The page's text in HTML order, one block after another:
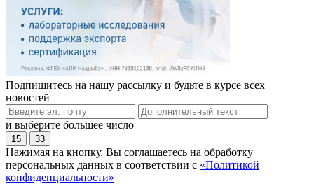
Подпишитесь на нашу рассылку и будьте в курсе всех
новостей
и выберите большее число
15 33
Нажимая на кнопку, Вы соглашаетесь на обработку
персональных данных в соответствии с «Политикой
конфиденциальности»